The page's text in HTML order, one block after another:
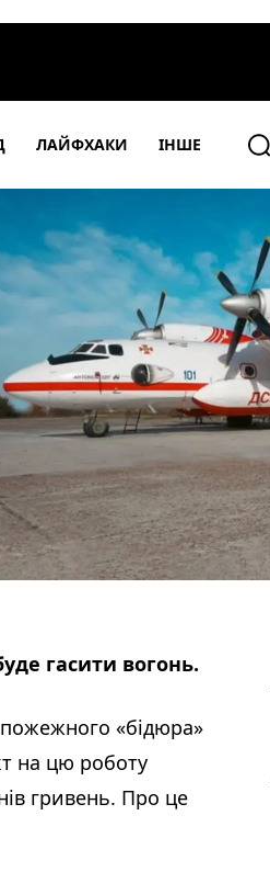
ЛАЙФХАКИ ІНШЕ
гасити вогонь.
«бідюра»
на цю роботу
гривень. Про це